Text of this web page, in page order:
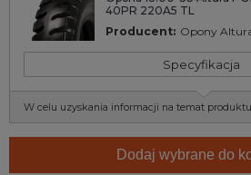
Wyszukaj
40PR 220A5 TL
Producent: Opony
Specyfikacja
W celu uzyskania informacji na temat
Dodaj wybrane do